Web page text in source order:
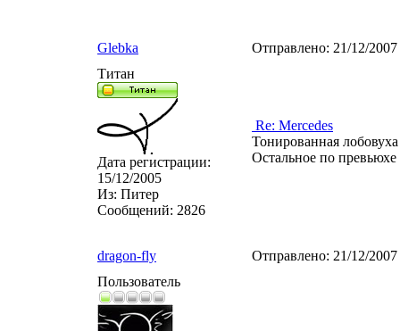
Glebka Отправлено: 21/12/
Титан
Дата регистрации:
15/12/2005
Из: Питер
Сообщений: 2826
Re: Mercedes
Тонированная
Остальное по превьюхе
dragon-fly Отправлено: 21/12/
Пользователь